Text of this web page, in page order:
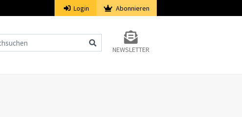
Login Abonnieren
NEWSLETTER